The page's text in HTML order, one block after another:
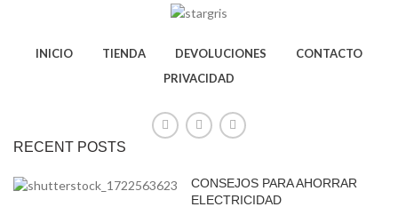
INICIO TIENDA DEVOLUCIONES
CONTACTO
PRIVACIDAD
RECENT POSTS
CONSEJOS PARA AHORRAR
ELECTRICIDAD